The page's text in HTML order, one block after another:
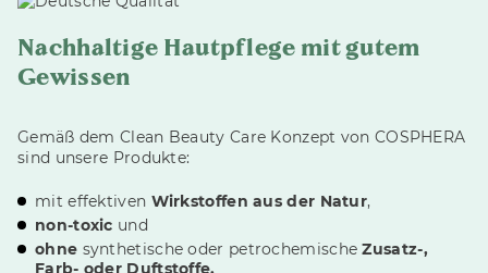
Nachhaltige Hautpflege mit gutem
Gewissen
Gemäß dem Clean Beauty Care Konzept von COSPHERA
sind unsere Produkte:
mit effektiven Wirkstoffen aus der Natur,
non-toxic und
ohne synthetische oder petrochemischeZusatz-,
Farb- oder Duftstoffe.